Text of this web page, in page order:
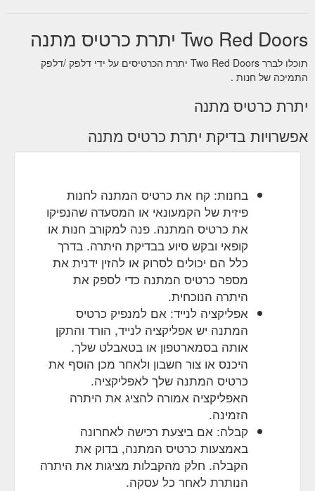
OVER $150 - - - FREE SHIPPING ON ORDERS OVER
$150 - - Products ...
https://www.tworeddoors.com.au/products/two-red-
doors-gift-card
Two Red Doors יתרת כרטיס מתנה
תוכלו לברר Two Red Doors יתרת הכרטיסים על ידי דלפק /דלפק
התמיכה של חנות .
יתרת כרטיס מתנה
אפשרויות בדיקת יתרת כרטיס מתנה
בחנות: קח את כרטיס המתנה לחנות
פיזית של הקמעונאי או המסעדה שהנפיקו
את כרטיס המתנה. פנה למקורב חנות או
קופאי ובקש סיוע בבדיקת היתרה. בדרך
כלל הם יכולים לסרוק או להזין ידנית את
מספר כרטיס המתנה כדי לספק את
היתרה הנוכחית.
אפליקציה לנייד: אם למנפיק כרטיס
המתנה יש אפליקציה לנייד, הורד והתקן
אותה בסמארטפון או בטאבלט שלך.
היכנס או צור חשבון ולאחר מכן הוסף את
כרטיס המתנה שלך לאפליקציה.
האפליקציה אמורה להציג את היתרה
הזמינה.
קבלה: אם ביצעת רכישה לאחרונה
באמצעות כרטיס המתנה, בדוק את
הקבלה. חלק מהקבלות מציגות את היתרה
הנותרת לאחר כל עסקה.